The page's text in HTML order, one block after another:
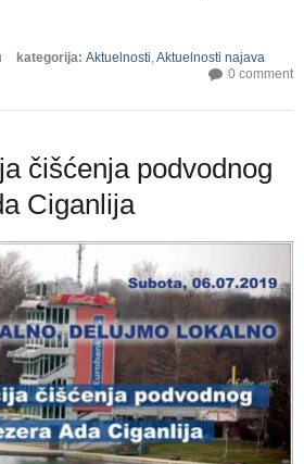
kategorija: Aktuelnosti,Aktuelnosti najava
0 comment
čišćenja podvodnog
Ciganlija